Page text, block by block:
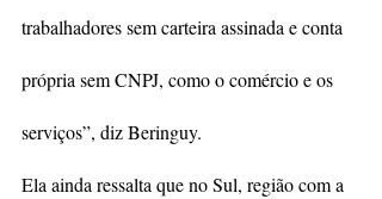
trabalhadores sem carteira assinada e conta
própria sem CNPJ, como o comércio e os
serviços”, diz Beringuy.
Ela ainda ressalta que no Sul, região com a